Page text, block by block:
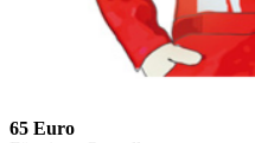
65 Euro